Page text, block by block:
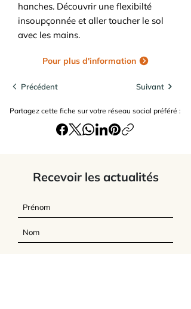
hanches. Découvrir une flexibilté
insoupçonnée et aller toucher le sol
avec les mains.
Pour plus d'information
Précédent Suivant
Partagez cette fiche sur votre réseau social préféré :
Recevoir les actualités